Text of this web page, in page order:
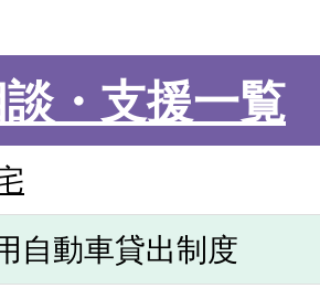
・支援一覧
自動車貸出制度